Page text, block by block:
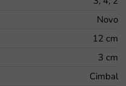
Novo
12 cm
3 cm
Cimbal